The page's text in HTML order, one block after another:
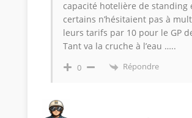
capacité hotelière de standing
certains n’hésitaient pas à
leurs tarifs par 10 pour le GP
Tant va la cruche à l’eau …..
0 Répondre